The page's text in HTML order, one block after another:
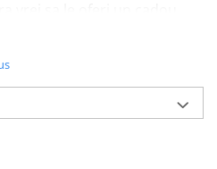
în suflet pentru
" puteti adăuga detalii
personalizate tricourile.